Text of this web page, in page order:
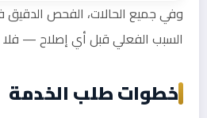
وفي جميع الحالات، الفحص
السبب الفعلي قبل أي إصلاح —
خطوات طلب الخدمة